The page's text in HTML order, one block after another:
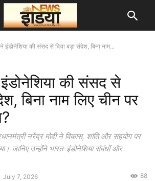
इंडोनेशिया की संसद से दिया बड़ा संदेश, बिना नाम...
की संसद से
बिना नाम लिए चीन पर
नरेंद्र मोदी ने विकास, शांति और सहयोग पर
जानिए उन्होंने भारत-इंडोनेशिया संबंधों और
July 7, 2026 88